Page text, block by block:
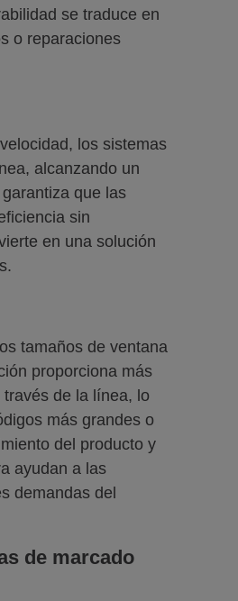
se traduce en
o reparaciones
los sistemas
alcanzando un
que las
sin
en una solución
tamaños de ventana
proporciona más
de la línea, lo
más grandes o
del producto y
ayudan a las
demandas del
de marcado